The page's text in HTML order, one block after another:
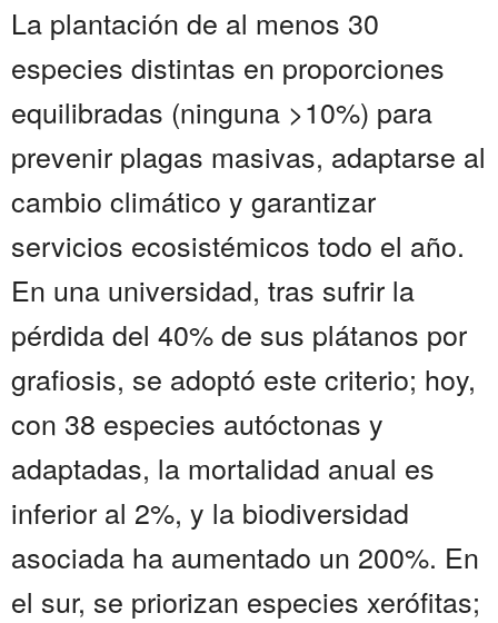
La plantación de al menos 30
especies distintas en proporciones
equilibradas (ninguna >10%) para
prevenir plagas masivas, adaptarse al
cambio climático y garantizar
servicios ecosistémicos todo el año.
En una universidad, tras sufrir la
pérdida del 40% de sus plátanos por
grafiosis, se adoptó este criterio; hoy,
con 38 especies autóctonas y
adaptadas, la mortalidad anual es
inferior al 2%, y la biodiversidad
asociada ha aumentado un 200%. En
el sur, se priorizan especies xerófitas;